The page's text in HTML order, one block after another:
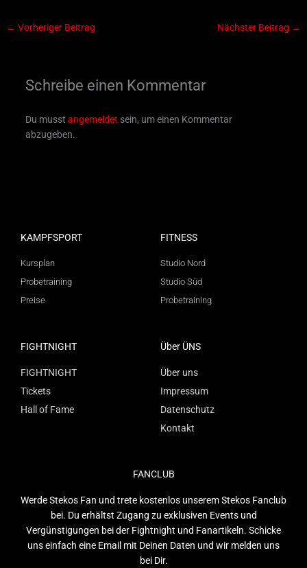
← Vorheriger Beitrag Nächster Beitrag →
Schreibe einen Kommentar
Du musst angemeldet sein, um einen Kommentar
abzugeben.
KAMPFSPORT
Kursplan
Probetraining
Preise
FITNESS
Studio Nord
Studio Süd
Probetraining
FIGHTNIGHT
FIGHTNIGHT
Tickets
Hall of Fame
Über ÜNS
Über uns
Impressum
Datenschutz
Kontakt
FANCLUB
Werde Stekos Fan und trete kostenlos unserem Stekos Fanclub
bei. Du erhältst Zugang zu exklusiven Events und
Vergünstigungen bei der Fightnight und Fanartikeln. Schicke
uns einfach eine Email mit Deinen Daten und wir melden uns
bei Dir.